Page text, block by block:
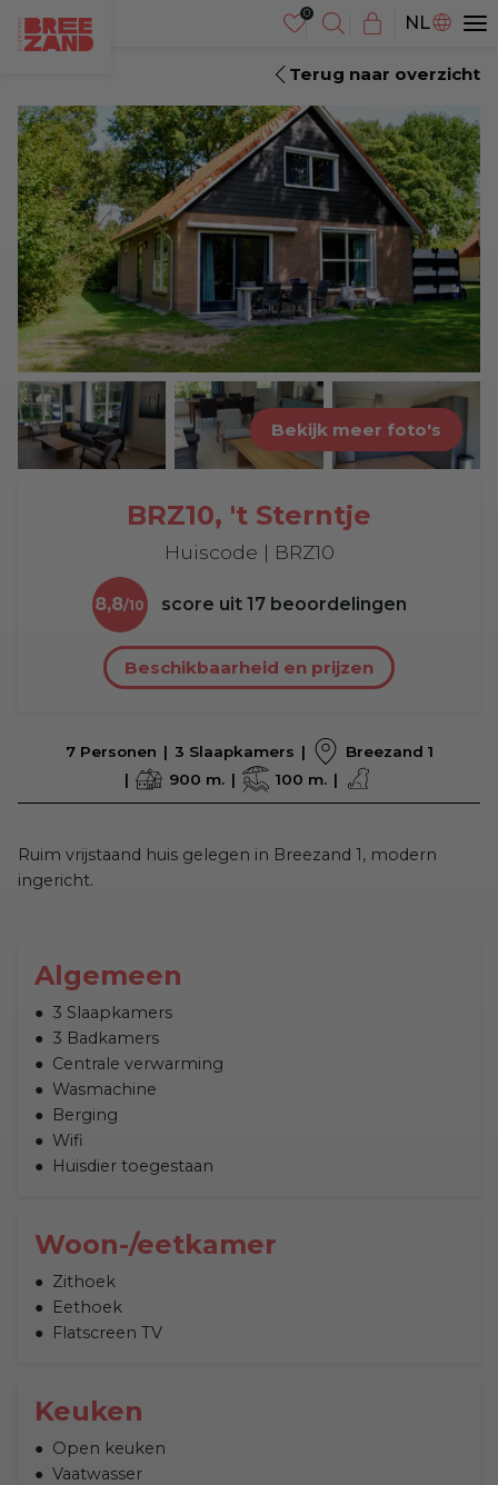
NL
DE
EN
Terug naar overzicht
Bekijk meer foto's
BRZ10, 't Sterntje
Huiscode | BRZ10
8,8 score uit 17 beoordelingen
Beschikbaarheid en prijzen
7 Personen 3 Slaapkamers
Breezand 1
900 m.
100 m.
Ruim vrijstaand huis gelegen in Breezand 1, modern
ingericht.
Algemeen
3 Slaapkamers
3 Badkamers
Centrale verwarming
Wasmachine
Berging
Wifi
Huisdier toegestaan
Woon-/eetkamer
Zithoek
Eethoek
Flatscreen TV
Keuken
Open keuken
Vaatwasser